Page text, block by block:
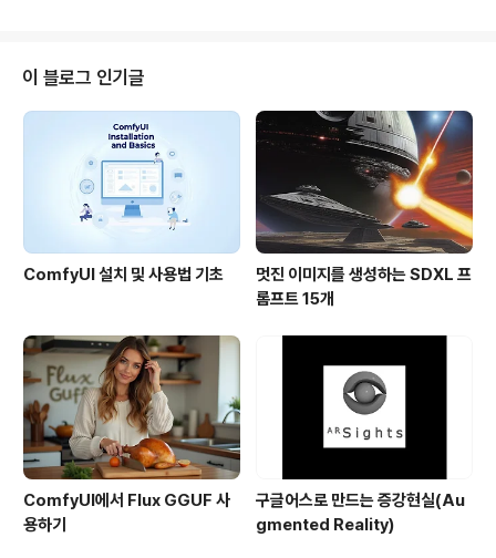
등 고급 이미지 편집 기술만 있다면고 불가능한 것만은 아
니지만, 이 글에서는 Stable Diffusion의 대표적인 UI인
AUTOMATIC1111 와 훨씬 유연하고 빠른 ComfyUI를
사용하여 이런 이미지를 만드는 방법을 알아보겠습니다.
이글에서 다루는 내용은 아래와 같습니다. 소프트웨어 AU
TOMATIC1111 따..
이 블로그 인기글
ComfyUI 설치 및 사용법 기초
멋진 이미지를 생성하는 SDXL 프
롬프트 15개
ComfyUI에서 Flux GGUF 사
용하기
구글어스로 만드는 증강현실(Au
gmented Reality)